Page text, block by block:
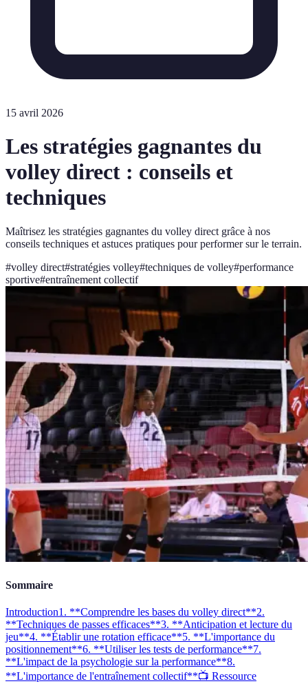
15 avril 2026
Les stratégies gagnantes du
volley direct : conseils et
techniques
Maîtrisez les stratégies gagnantes du volley direct grâce à nos
conseils techniques et astuces pratiques pour performer sur le terrain.
#volley direct#stratégies volley#techniques de volley#performance
sportive#entraînement collectif
Sommaire
Introduction1. **Comprendre les bases du volley direct**2.
**Techniques de passes efficaces**3. **Anticipation et lecture du
jeu**4. **Établir une rotation efficace**5. **L'importance du
positionnement**6. **Utiliser les tests de performance**7.
**L'impact de la psychologie sur la performance**8.
**L'importance de l'entraînement collectif**📺 Ressource